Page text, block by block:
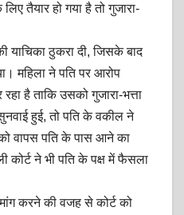
तैयार हो गया है तो गुजारा-
याचिका ठुकरा दी, जिसके बाद
महिला ने पति पर आरोप
है ताकि उसको गुजारा-भत्ता
हुई, तो पति के वकील ने
को वापस पति के पास आने का
कोर्ट ने भी पति के पक्ष में फैसला
करने की वजह से कोर्ट को